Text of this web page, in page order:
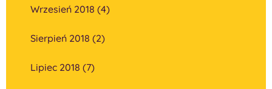
Wrzesień 2018 (4)
Sierpień 2018 (2)
Lipiec 2018 (7)